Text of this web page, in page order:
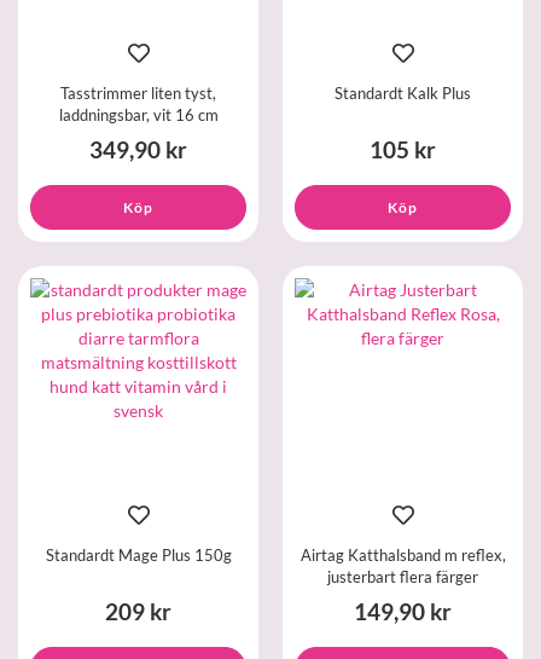
Tasstrimmer liten tyst,
laddningsbar, vit 16 cm
349,90 kr
Köp
Standardt Kalk Plus
105 kr
Köp
Standardt Mage Plus 150g
209 kr
Airtag Katthalsband m reflex,
justerbart flera färger
149,90 kr